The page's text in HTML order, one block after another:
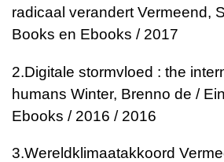
radicaal verandertVermeend,
Books en Ebooks / 2017
2.Digitale stormvloed : the
humans Winter, Brenno de /
Ebooks / 2016 / 2016
3.Wereldklimaatakkoord